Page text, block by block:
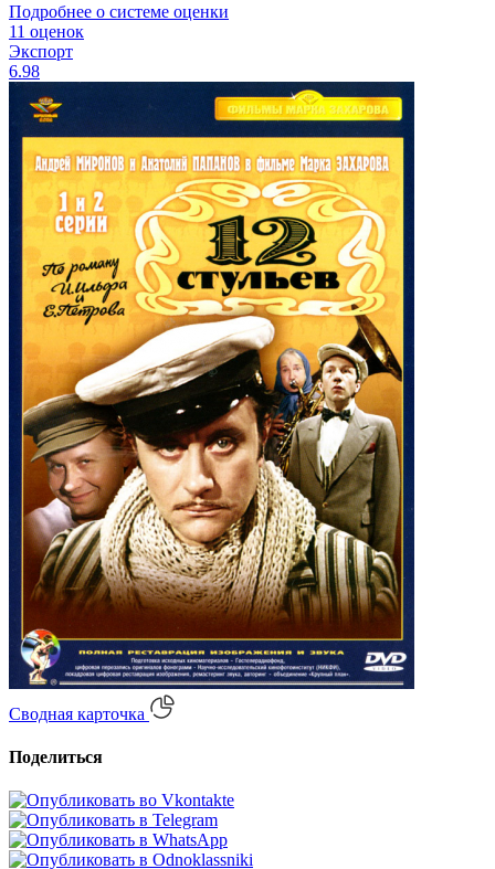
Подробнее о системе оценки
11 оценок
Экспорт
6.98
Сводная карточка
Поделиться